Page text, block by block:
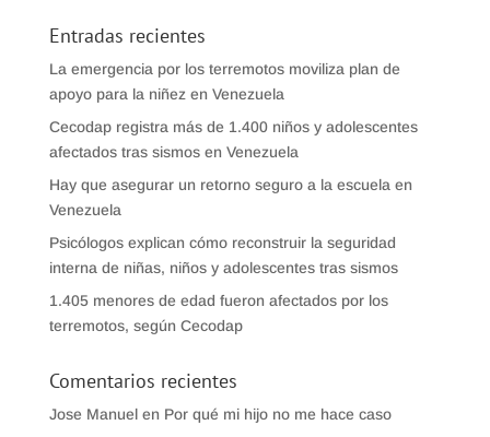
Entradas recientes
La emergencia por los terremotos moviliza plan de
apoyo para la niñez en Venezuela
Cecodap registra más de 1.400 niños y adolescentes
afectados tras sismos en Venezuela
Hay que asegurar un retorno seguro a la escuela en
Venezuela
Psicólogos explican cómo reconstruir la seguridad
interna de niñas, niños y adolescentes tras sismos
1.405 menores de edad fueron afectados por los
terremotos, según Cecodap
Comentarios recientes
Jose Manuelen Por qué mi hijo no me hace caso